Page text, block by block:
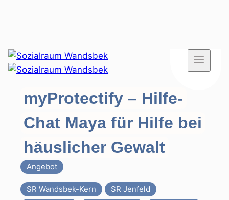
Zum
Inhalt
myProtectify – Hilfe-
Chat Maya für Hilfe bei
häuslicher Gewalt
Angebot
SR Wandsbek-Kern
SR Jenfeld